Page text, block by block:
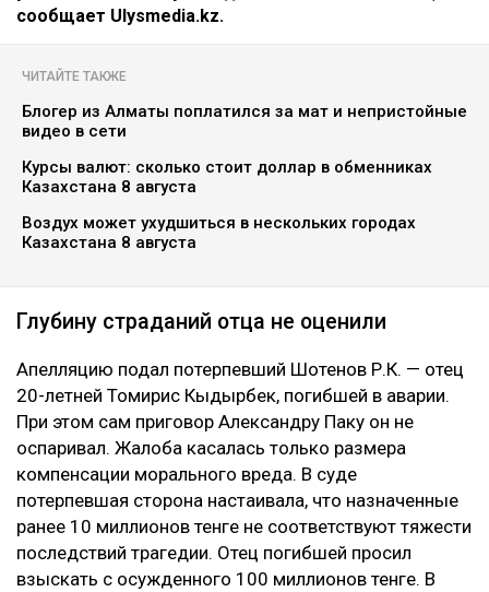
сообщает Ulysmedia.kz.
ЧИТАЙТЕ ТАКЖЕ
Блогер из Алматы поплатился за мат и непристойные
видео в сети
Курсы валют: сколько стоит доллар в обменниках
Казахстана 8 августа
Воздух может ухудшиться в нескольких городах
Казахстана 8 августа
Глубину страданий отца не оценили
Апелляцию подал потерпевший Шотенов Р.К. — отец
20-летней Томирис Кыдырбек, погибшей в аварии.
При этом сам приговор Александру Паку он не
оспаривал. Жалоба касалась только размера
компенсации морального вреда. В суде
потерпевшая сторона настаивала, что назначенные
ранее 10 миллионов тенге не соответствуют тяжести
последствий трагедии. Отец погибшей просил
взыскать с осужденного 100 миллионов тенге. В